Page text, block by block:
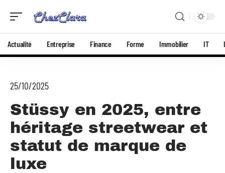
Actualité Entreprise Finance Forme Immobilier IT
25/10/2025
Stüssy en 2025, entre
héritage streetwear et
statut de marque de
luxe